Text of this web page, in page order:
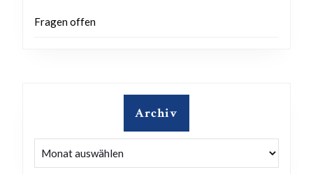
Fragen offen
Archiv